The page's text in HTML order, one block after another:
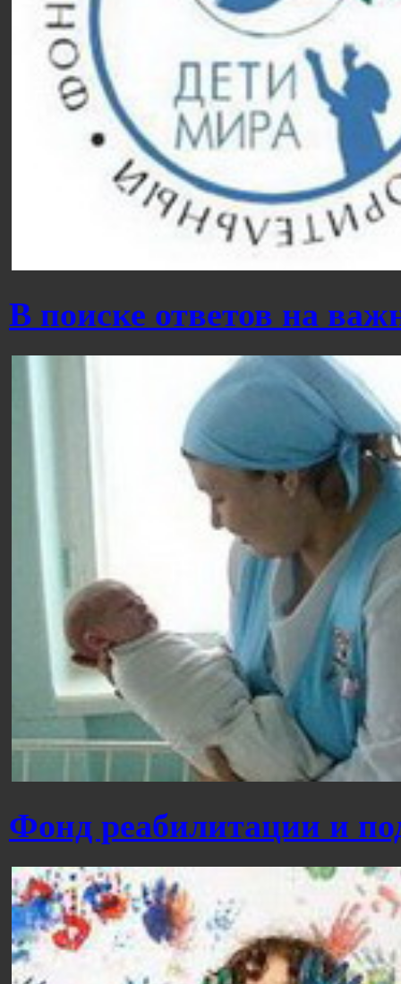
В поиске ответов на
Фонд реабилитации и